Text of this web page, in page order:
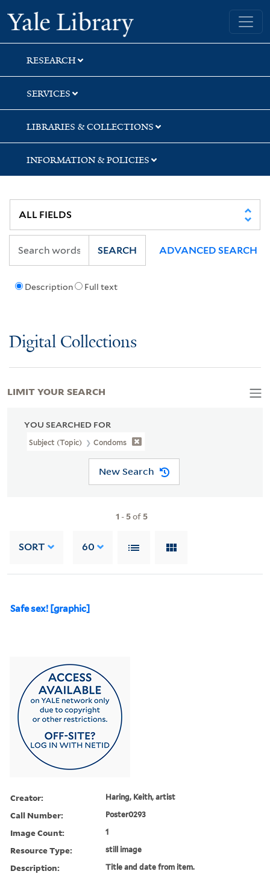
Skip
to
search
Skip
to
main
content
Skip
to
first
result
Yale University Library
RESEARCH
SERVICES
LIBRARIES & COLLECTIONS
INFORMATION & POLICIES
Description Full text
SEARCH ADVANCED SEARCH
Digital Collections
YOU SEARCHED FOR
Subject (Topic) Condoms
New Search
1 - 5of 5
SORT 60
Safe sex! [graphic]
Creator: Haring, Keith, artist
Call Number: Poster0293
Image Count: 1
Resource Type: still image
Description: Title and date from item.
LIMIT YOUR SEARCH